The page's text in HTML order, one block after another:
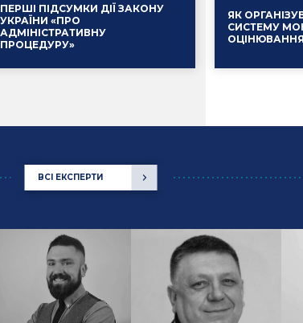
ПЕРШІ ПІДСУМКИ ДІЇ ЗАКОНУ
УКРАЇНИ «ПРО
АДМІНІСТРАТИВНУ
ПРОЦЕДУРУ»
14.01.2025 Події
ЯК
СИСТЕМУ
ОЦІНЮВАННЯ
13.01.2025
ВСІ ЕКСПЕРТИ